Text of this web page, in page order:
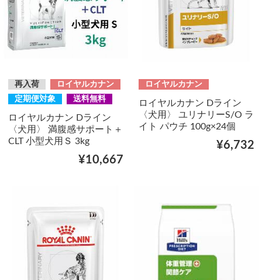
再入荷
ロイヤルカナン
定期便対象
送料無料
ロイヤルカナン Dライン
〈犬用〉 満腹感サポート＋
CLT 小型犬用Ｓ 3kg
¥10,667
ロイヤルカナン
ロイヤルカナン Dライン
〈犬用〉 ユリナリーS/O ラ
イト パウチ 100g×24個
¥6,732